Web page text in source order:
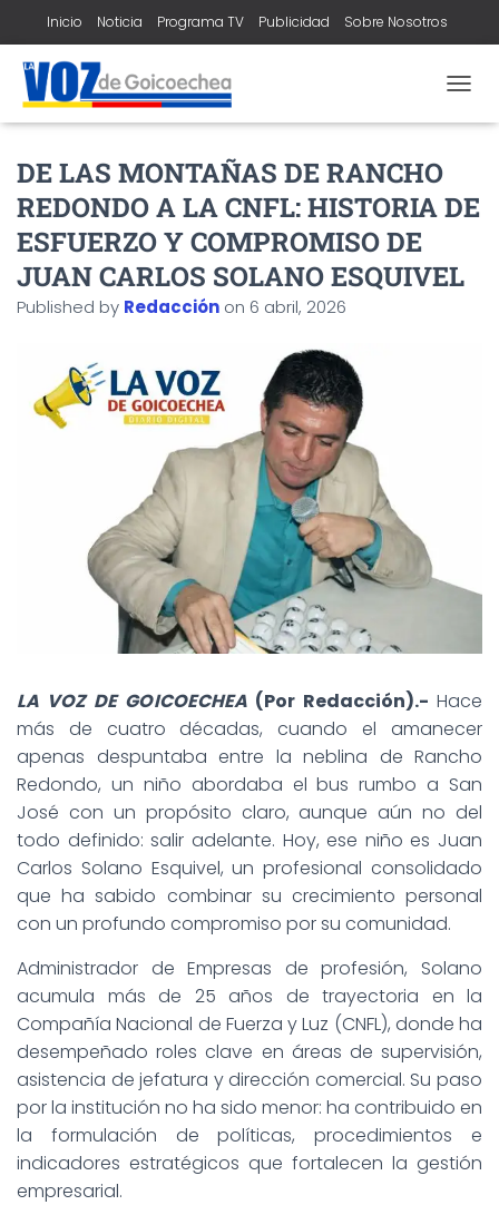
Inicio Noticia Programa TV Publicidad Sobre Nosotros
O
E
I
DE LAS MONTAÑAS DE RANCHO
REDONDO A LA CNFL: HISTORIA DE
ESFUERZO Y COMPROMISO DE
JUAN CARLOS SOLANO ESQUIVEL
Published by Redacción on 6 abril, 2026
LA VOZ DE GOICOECHEA (Por Redacción).-Hace
más de cuatro décadas, cuando el amanecer
apenas despuntaba entre la neblina de Rancho
Redondo, un niño abordaba el bus rumbo a San
José con un propósito claro, aunque aún no del
todo definido: salir adelante. Hoy, ese niño es Juan
Carlos Solano Esquivel, un profesional consolidado
que ha sabido combinar su crecimiento personal
con un profundo compromiso por su comunidad.
Administrador de Empresas de profesión, Solano
acumula más de 25 años de trayectoria en la
Compañía Nacional de Fuerza y Luz (CNFL), donde ha
desempeñado roles clave en áreas de supervisión,
asistencia de jefatura y dirección comercial. Su paso
por la institución no ha sido menor: ha contribuido en
la formulación de políticas, procedimientos e
indicadores estratégicos que fortalecen la gestión
empresarial.